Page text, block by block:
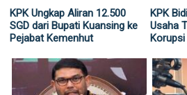
KPK Ungkap Aliran 12.500
SGD dari Bupati Kuansing ke
Pejabat Kemenhut
KPK
Usaha
Korupsi